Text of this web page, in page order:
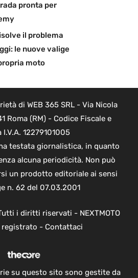
pronta per
il problema
le nuove valige
moto
di WEB 365 SRL - Via Nicola
Roma (RM) - Codice Fiscale e
12279101005
testata giornalistica, in quanto
alcuna periodicità. Non può
un prodotto editoriale ai sensi
n. 62 del 07.03.2001
i diritti riservati - NEXTMOTO
registrato - Contattaci
su questo sito sono gestite da